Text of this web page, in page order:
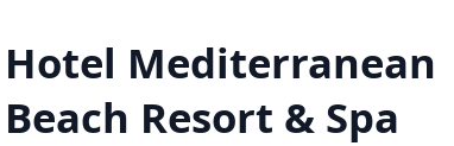
Hotel Mediterranean
Beach Resort & Spa